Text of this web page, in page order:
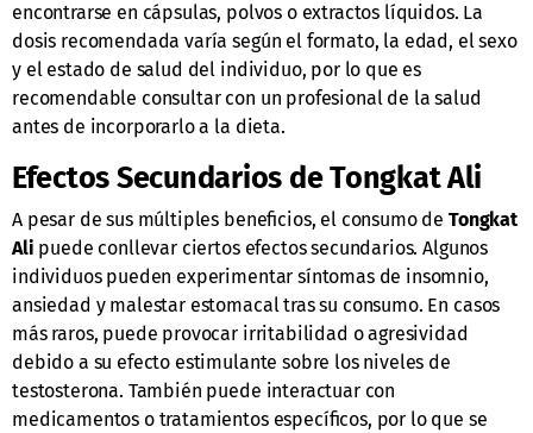
encontrarse en cápsulas, polvos o extractos líquidos. La
dosis recomendada varía según el formato, la edad, el sexo
y el estado de salud del individuo, por lo que es
recomendable consultar con un profesional de la salud
antes de incorporarlo a la dieta.
Efectos Secundarios de Tongkat Ali
A pesar de sus múltiples beneficios, el consumo de Tongkat
Ali puede conllevar ciertos efectos secundarios. Algunos
individuos pueden experimentar síntomas de insomnio,
ansiedad y malestar estomacal tras su consumo. En casos
más raros, puede provocar irritabilidad o agresividad
debido a su efecto estimulante sobre los niveles de
testosterona. También puede interactuar con
medicamentos o tratamientos específicos, por lo que se